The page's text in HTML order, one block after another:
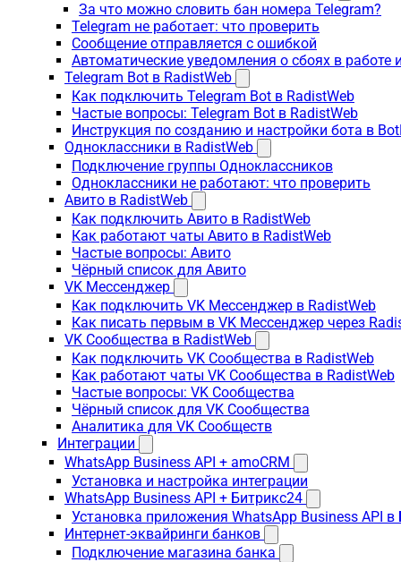
За что можно словить бан номера Telegram?
Telegram не работает: что проверить
Сообщение отправляется с ошибкой
Автоматические уведомления о сбоях в работе
Telegram Bot в RadistWeb
Как подключить Telegram Bot в RadistWeb
Частые вопросы: Telegram Bot в RadistWeb
Инструкция по созданию и настройки бота в
Одноклассники в RadistWeb
Подключение группы Одноклассников
Одноклассники не работают: что проверить
Авито в RadistWeb
Как подключить Авито в RadistWeb
Как работают чаты Авито в RadistWeb
Частые вопросы: Авито
Чёрный список для Авито
VK Мессенджер
Как подключить VK Мессенджер в RadistWeb
Как писать первым в VK Мессенджер через
VK Сообщества в RadistWeb
Как подключить VK Сообщества в RadistWeb
Как работают чаты VK Сообщества в RadistWeb
Частые вопросы: VK Сообщества
Чёрный список для VK Сообщества
Аналитика для VK Сообществ
Интеграции
WhatsApp Business API + amoCRM
Установка и настройка интеграции
WhatsApp Business API + Битрикс24
Установка приложения WhatsApp Business API
Интернет-эквайринги банков
Подключение магазина банка